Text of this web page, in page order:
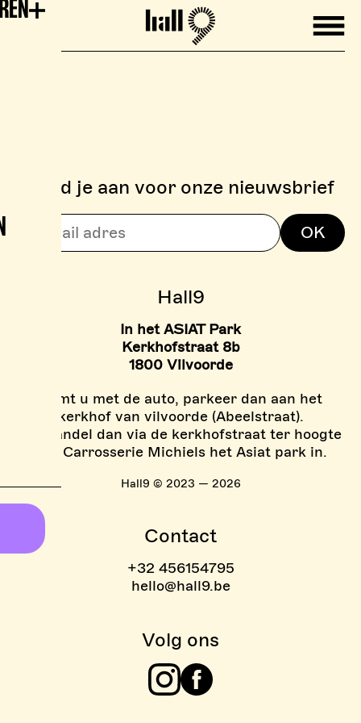
Mobile
Hall9
> BOULDERZONE
> TARIEVEN BOULDER
Hall9
In het ASIAT Park
Kerkhofstraat 8b
1800 Vilvoorde
Komt u met de auto, parkeer dan aan het
kerkhof van vilvoorde (Abeelstraat).
En wandel dan via de kerkhofstraat ter hoogte
van Carrosserie Michiels het Asiat park in.
Hall9 © 2023 — 2026
Contact
+32 456154795
hello@hall9.be
Volg ons
Meld je aan voor onze nieuwsbrief
OK